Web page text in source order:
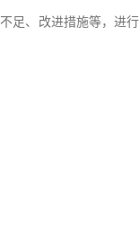
足、改进措施等，进